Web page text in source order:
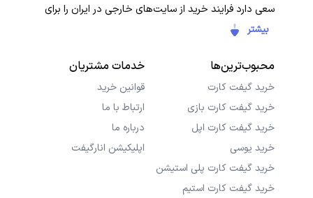
سعی دارد فرایند خرید از سایت‌های خارجی در ایران را برای
کاربران ایرانی ساده‌تر کند. هدف ما ارائه تجربه‌ای سریع، امن و
کاربران با خیال راحت خرید کنند و در کمترین زمان دریافت
کنند.
بیشتر
محبوب‌ترین‌ها
خرید گیفت کارت
خرید گیفت کارت بازی
خرید گیفت کارت اپل
خرید یوسی
خرید گیفت کارت پلی استیشن
خرید گیفت کارت استیم
خدمات مشتریان
قوانین خرید
ارتباط با ما
درباره ما
اپلیکیشن انارگیفت